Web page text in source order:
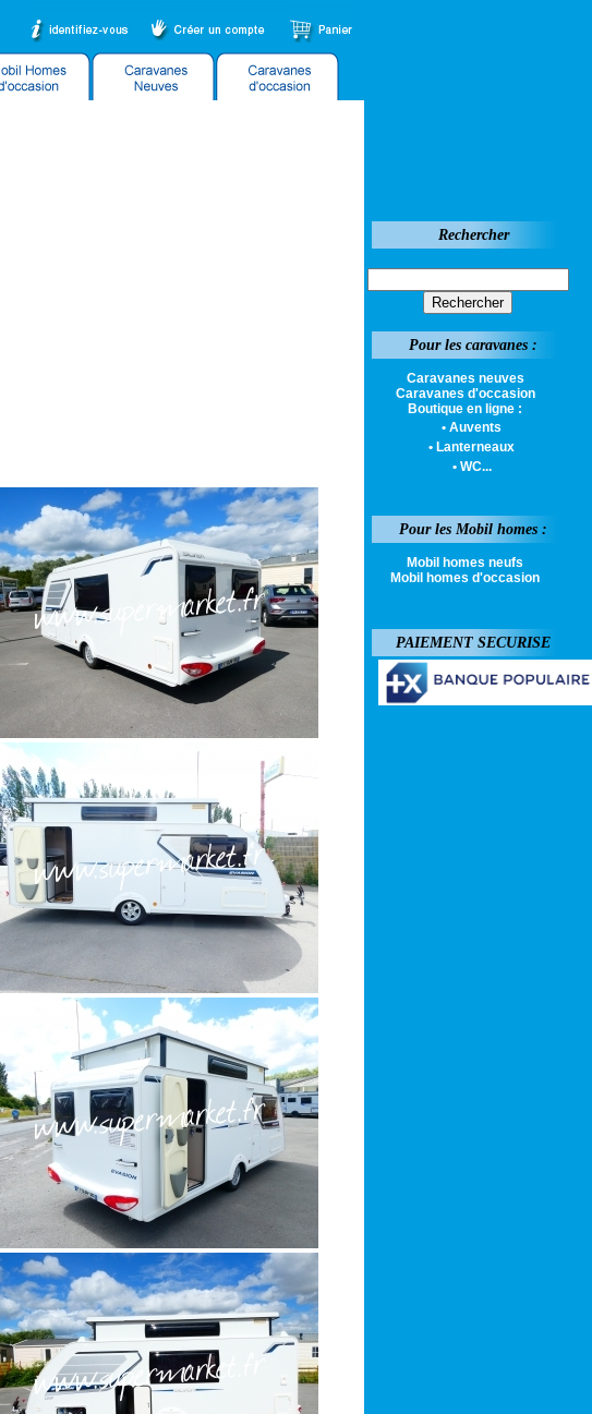
Rechercher
Pour les caravanes :
Caravanes neuves
Caravanes d'occasion
Boutique en ligne :
• Auvents
• Lanterneaux
• WC...
Pour les Mobil homes :
Mobil homes neufs
Mobil homes d'occasion
PAIEMENT SECURISE